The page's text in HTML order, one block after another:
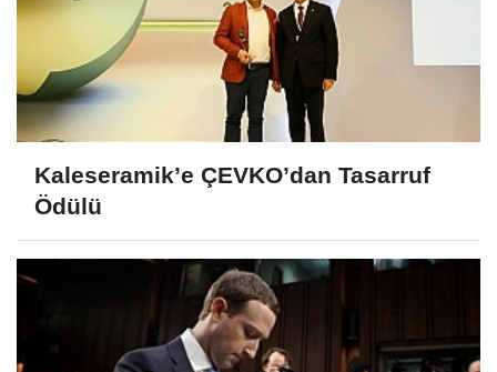
Kaleseramik’e ÇEVKO’dan Tasarruf
Ödülü